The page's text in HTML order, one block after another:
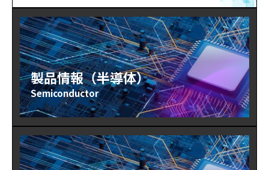
製品情報（半導体）
Semiconductor